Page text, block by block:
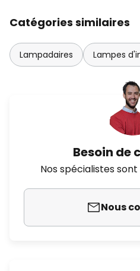
Catégories similaires
Lampadaires Lampes
Besoin de
Nos spécialistes
Nous